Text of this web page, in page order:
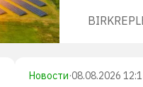
BIRKREPL
Новости·08.08.2026